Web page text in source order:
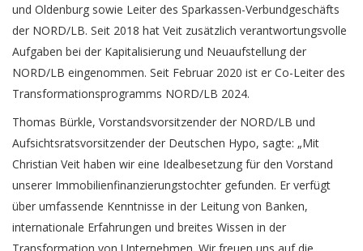
und Oldenburg sowie Leiter des Sparkassen-Verbundgeschäfts
der NORD/LB. Seit 2018 hat Veit zusätzlich verantwortungsvolle
Aufgaben bei der Kapitalisierung und Neuaufstellung der
NORD/LB eingenommen. Seit Februar 2020 ist er Co-Leiter des
Transformationsprogramms NORD/LB 2024.
Thomas Bürkle, Vorstandsvorsitzender der NORD/LB und
Aufsichtsratsvorsitzender der Deutschen Hypo, sagte: „Mit
Christian Veit haben wir eine Idealbesetzung für den Vorstand
unserer Immobilienfinanzierungstochter gefunden. Er verfügt
über umfassende Kenntnisse in der Leitung von Banken,
internationale Erfahrungen und breites Wissen in der